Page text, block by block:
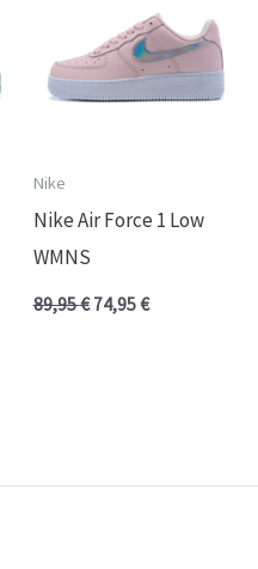
Nike
Nike Air Force 1 Low
WMNS
89,95€
89,95 €.
74,95€
74,95 €.